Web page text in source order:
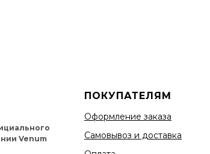
Venum
ПОКУПАТЕЛЯМ
Оформление заказа
Самовывоз и доставка